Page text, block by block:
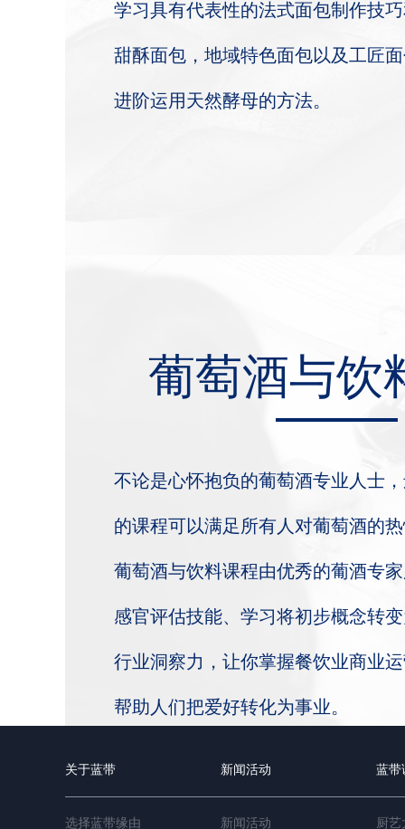
学习具有代表性的法式面包制作技
甜酥面包，地域特色面包以及工匠
进阶运用天然酵母的方法。
葡萄酒与饮
不论是心怀抱负的葡萄酒专业人士
的课程可以满足所有人对葡萄酒的
葡萄酒与饮料课程由优秀的葡酒专
感官评估技能、学习将初步概念转
行业洞察力，让你掌握餐饮业商业
帮助人们把爱好转化为事业。
关于蓝带
选择蓝带缘由
新闻活动
新闻活动
蓝带
厨艺